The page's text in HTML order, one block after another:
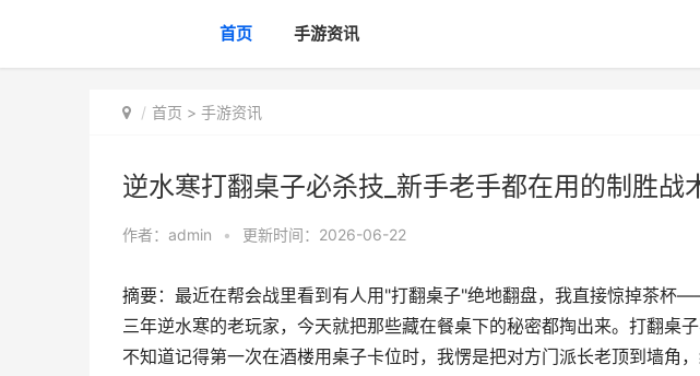
首页 手游资讯
首页 > 手游资讯
逆水寒打翻桌子必杀技_新手老手都在用的制胜战
作者： admin • 更新时间：2026-06-22
摘要：最近在帮会战里看到有人用"打翻桌子"绝地翻盘，我直接惊掉茶杯
三年逆水寒的老玩家，今天就把那些藏在餐桌下的秘密都掏出来。打翻桌
不知道记得第一次在酒楼用桌子卡位时，我愣是把对方门派长老顶到墙角